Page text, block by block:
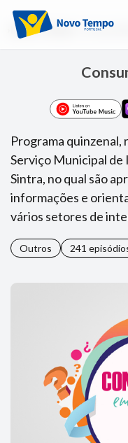
Início Rádio
Programa quinzenal,
Serviço Municipal de
Sintra, no qual são
informações e
vários setores de
Outros 241